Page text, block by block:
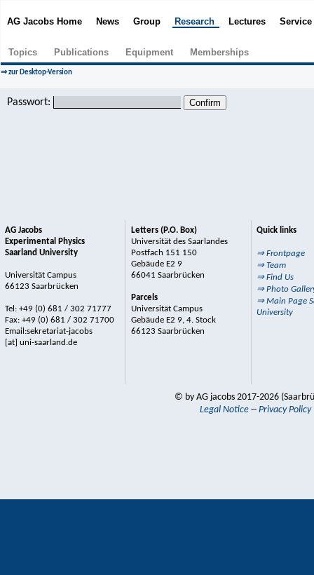
AG Jacobs Home News Group Research Lectures Service
Topics Publications Equipment Memberships
⇒ zur Desktop-Version
Passwort:
AG Jacobs
Experimental Physics
Saarland University
Universität Campus
66123 Saarbrücken
Tel: +49 (0) 681 / 302 71777
Fax: +49 (0) 681 / 302 71700
Email:sekretariat-jacobs
[at] uni-saarland.de
Letters (P.O. Box)
Universität des Saarlandes
Postfach 151 150
Gebäude E2 9
66041 Saarbrücken
Parcels
Universität Campus
Gebäude E2 9, 4. Stock
66123 Saarbrücken
Quick links
⇒ Frontpage
⇒ Team
⇒ Find Us
⇒ Photo
⇒ Main Page
University
© by AG jacobs 2017-2026
Legal Notice-- Privacy Policy